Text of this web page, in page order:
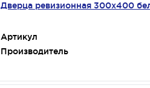
Дверца ревизионная 300х400
Артикул
Производитель